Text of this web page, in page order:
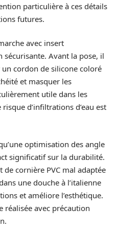
particulière à ces détails
futures.
avec insert
Avant la pose, il
cordon de silicone coloré
et masquer les
utile dans les
d’infiltrations d’eau est
optimisation des angle
significatif sur la durabilité.
cornière PVC mal adaptée
une douche à l’italienne
et améliore l’esthétique.
réalisée avec précaution